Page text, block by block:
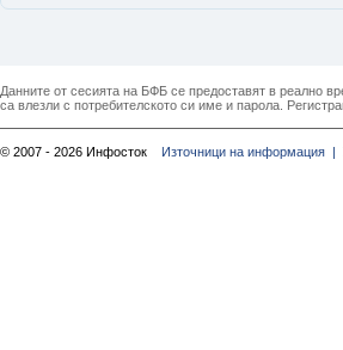
Данните от сесията на БФБ се предоставят в реално
са влезли с потребителското си име и парола.
© 2007 - 2026 Инфосток Източници на информация |